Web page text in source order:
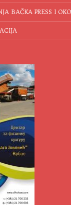
BAČKA PRESS I